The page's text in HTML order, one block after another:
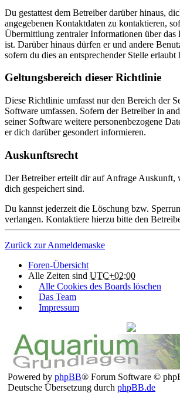
Du gestattest dem Betreiber darüber hinaus,
angegebenen Kontaktdaten zu kontaktieren,
Übermittlung zentraler Informationen über das
ist. Darüber hinaus dürfen er und andere
sofern du dies an entsprechender Stelle erlaubt
Geltungsbereich dieser Richtlinie
Diese Richtlinie umfasst nur den Bereich der
Software umfassen. Sofern der Betreiber in
seiner Software weitere personenbezogene
er dich darüber gesondert informieren.
Auskunftsrecht
Der Betreiber erteilt dir auf Anfrage Auskunft,
dich gespeichert sind.
Du kannst jederzeit die Löschung bzw.
verlangen. Kontaktiere hierzu bitte den
Zurück zur Anmeldemaske
Foren-Übersicht
Alle Zeiten sind UTC+02:00
Alle Cookies des Boards löschen
Das Team
Impressum
Powered by phpBB® Forum Software ©
Deutsche Übersetzung durch phpBB.de